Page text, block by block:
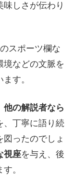
味しさが伝わり
スポーツ欄な
境などの文脈を
す。
他の解説者なら
、丁寧に語り続
図ったのでしょ
視座を与え、後
。